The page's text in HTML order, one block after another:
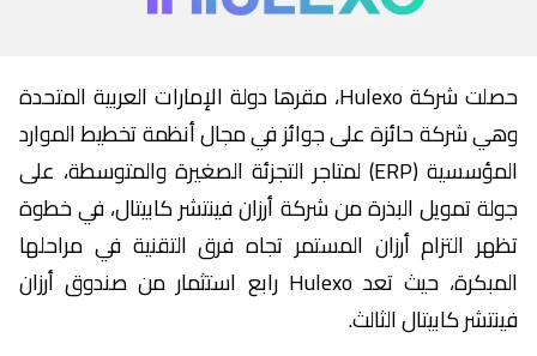
حصلت شركة Hulexo، مقرها دولة الإمارات العربية المتحدة
وهي شركة حائزة على جوائز في مجال أنظمة تخطيط الموارد
المؤسسية (ERP) لمتاجر التجزئة الصغيرة والمتوسطة، على
جولة تمويل البذرة من شركة أرزان فينتشر كابيتال، في خطوة
تظهر التزام أرزان المستمر تجاه فرق التقنية في مراحلها
المبكرة، حيث تعد Hulexo رابع استثمار من صندوق أرزان
فينتشر كابيتال الثالث.